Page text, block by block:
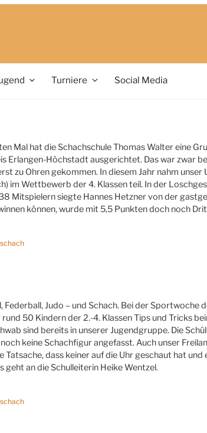
Turniere Social Media
Mal hat die Schachschule Thomas Walter eine
Erlangen-Höchstadt ausgerichtet. Das war zwar
zu Ohren gekommen. In diesem Jahr nahm
im Wettbewerb der 4. Klassen teil. In der
Mitspielern siegte Hannes Hetzner von der
können, wurde mit 5,5 Punkten doch noch
Federball, Judo – und Schach. Bei der
50 Kindern der 2.-4. Klassen Tips und Tricks
sind bereits in unserer Jugendgruppe. Die
keine Schachfigur angefasst. Auch unser
Tatsache, dass keiner auf die Uhr geschaut hat
geht an die Schulleiterin Heike Wentzel.